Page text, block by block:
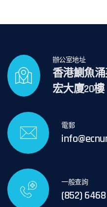
辦公室地址
香港鰂魚
宏大廈20樓
電郵
一般查詢
(852)